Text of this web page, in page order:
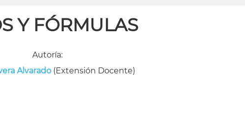
Y FÓRMULAS
Autoría:
Alvarado(Extensión Docente)